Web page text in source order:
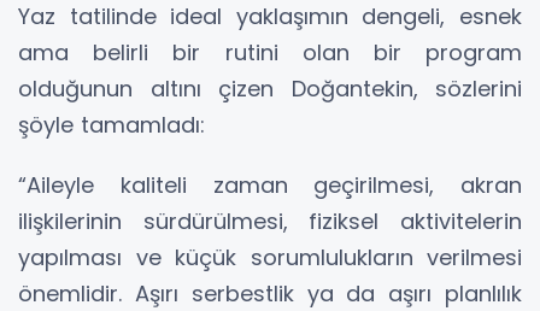
Yaz tatilinde ideal yaklaşımın dengeli, esnek
ama belirli bir rutini olan bir program
olduğunun altını çizen Doğantekin, sözlerini
şöyle tamamladı:
“Aileyle kaliteli zaman geçirilmesi, akran
ilişkilerinin sürdürülmesi, fiziksel aktivitelerin
yapılması ve küçük sorumlulukların verilmesi
önemlidir. Aşırı serbestlik ya da aşırı planlılık